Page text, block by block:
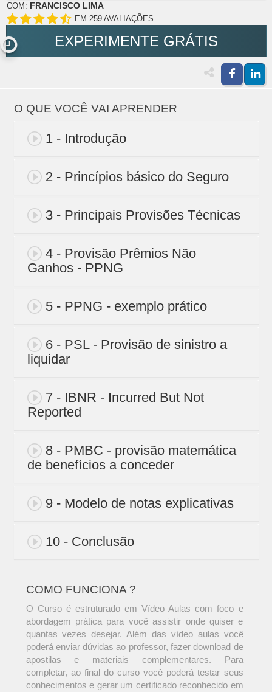
COM: FRANCISCO LIMA
EM 259 AVALIAÇÕES
EXPERIMENTE GRÁTIS
O QUE VOCÊ VAI APRENDER
1 - Introdução
2 - Princípios básico do Seguro
3 - Principais Provisões Técnicas
4 - Provisão Prêmios Não
Ganhos - PPNG
5 - PPNG - exemplo prático
6 - PSL - Provisão de sinistro a
liquidar
7 - IBNR - Incurred But Not
Reported
8 - PMBC - provisão matemática
de benefícios a conceder
9 - Modelo de notas explicativas
10 - Conclusão
COMO FUNCIONA ?
O Curso é estruturado em Vídeo Aulas com foco e
abordagem prática para você assistir onde quiser e
quantas vezes desejar. Além das vídeo aulas você
poderá enviar dúvidas ao professor, fazer download de
apostilas e materiais complementares. Para
completar, ao final do curso você poderá testar seus
conhecimentos e gerar um certificado reconhecido em